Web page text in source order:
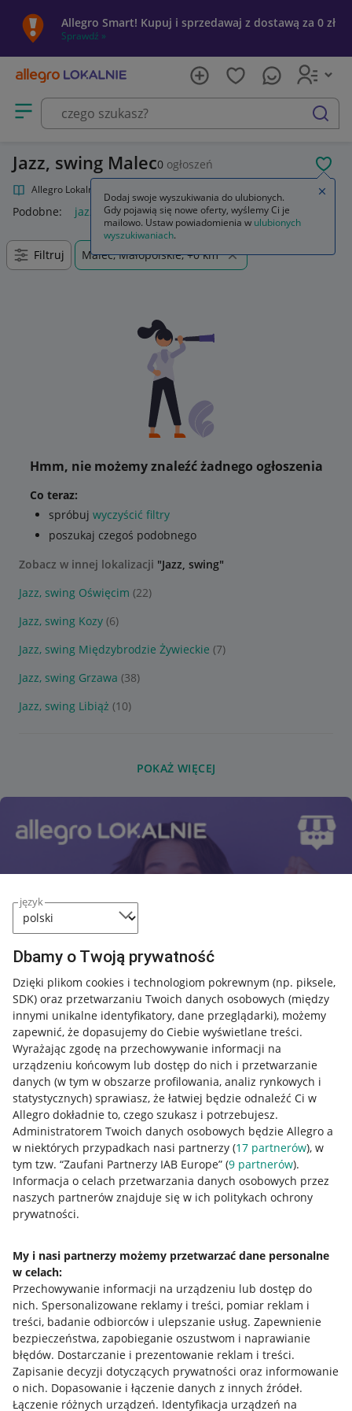
język
Dbamy o Twoją prywatność
Dzięki plikom cookies i technologiom pokrewnym (np. piksele,
SDK) oraz przetwarzaniu Twoich danych osobowych (między
innymi unikalne identyfikatory, dane przeglądarki), możemy
zapewnić, że dopasujemy do Ciebie wyświetlane treści.
Wyrażając zgodę na przechowywanie informacji na
urządzeniu końcowym lub dostęp do nich i przetwarzanie
danych (w tym w obszarze profilowania, analiz rynkowych i
statystycznych) sprawiasz, że łatwiej będzie odnaleźć Ci w
Allegro dokładnie to, czego szukasz i potrzebujesz.
Administratorem Twoich danych osobowych będzie Allegro a
w niektórych przypadkach nasi partnerzy (17 partnerów), w
tym tzw. “Zaufani Partnerzy IAB Europe” (9 partnerów).
Informacja o celach przetwarzania danych osobowych przez
naszych partnerów znajduje się w ich politykach ochrony
prywatności.
My i nasi partnerzy możemy przetwarzać dane personalne
w celach:
Przechowywanie informacji na urządzeniu lub dostęp do
nich. Spersonalizowane reklamy i treści, pomiar reklam i
treści, badanie odbiorców i ulepszanie usług. Zapewnienie
bezpieczeństwa, zapobieganie oszustwom i naprawianie
błędów. Dostarczanie i prezentowanie reklam i treści.
Zapisanie decyzji dotyczących prywatności oraz informowanie
o nich. Dopasowanie i łączenie danych z innych źródeł.
Łączenie różnych urządzeń. Identyfikacja urządzeń na
Allegro Smart! Kupuj i sprzedawaj z dostawą za 0 zł
Sprawdź »
Otwórz menu z kategoriami
szukaj
Jazz, swing Malec0 ogłoszeń
Allegro Lokalnie
Podobne: jazz swing
Filtruj Malec, Małopolskie, +0 km
Hmm, nie możemy znaleźć żadnego ogłoszenia
Co teraz:
spróbuj wyczyścić filtry
poszukaj czegoś podobnego
Zobacz w innej lokalizacji "Jazz, swing"
Jazz, swing Oświęcim (22)
Jazz, swing Kozy (6)
Jazz, swing Międzybrodzie Żywieckie (7)
Jazz, swing Grzawa (38)
Jazz, swing Libiąż (10)
POKAŻ WIĘCEJ
Przydatne informacje
Jak to działa
Napisz do nas
Allegro Gadane dla sprzedających
Mapa miejscowości
Informacje prawne
Regulamin
Polityka plików "cookies"
Ustawienia plików "cookies"
Dodaj swoje wyszukiwania do ulubionych.
Gdy pojawią się nowe oferty, wyślemy Ci je
mailowo. Ustaw powiadomienia w ulubionych
wyszukiwaniach.